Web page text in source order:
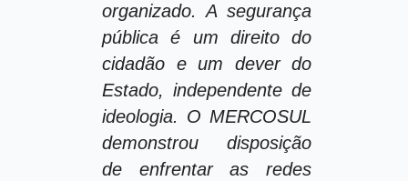
organizado. A segurança
pública é um direito do
cidadão e um dever do
Estado, independente de
ideologia. O MERCOSUL
demonstrou disposição
de enfrentar as redes